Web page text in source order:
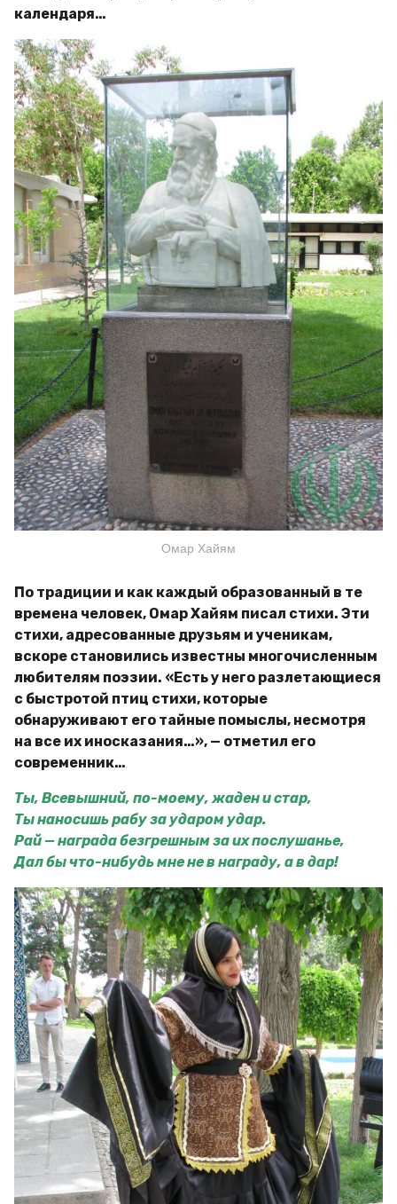
календаря…
Омар Хайям
По традиции и как каждый образованный в те
времена человек, Омар Хайям писал стихи. Эти
стихи, адресованные друзьям и ученикам,
вскоре становились известны многочисленным
любителям поэзии. «Есть у него разлетающиеся
с быстротой птиц стихи, которые
обнаруживают его тайные помыслы, несмотря
на все их иносказания…», — отметил его
современник…
Ты, Всевышний, по-моему, жаден и стар,
Ты наносишь рабу за ударом удар.
Рай — награда безгрешным за их послушанье,
Дал бы что-нибудь мне не в награду, а в дар!